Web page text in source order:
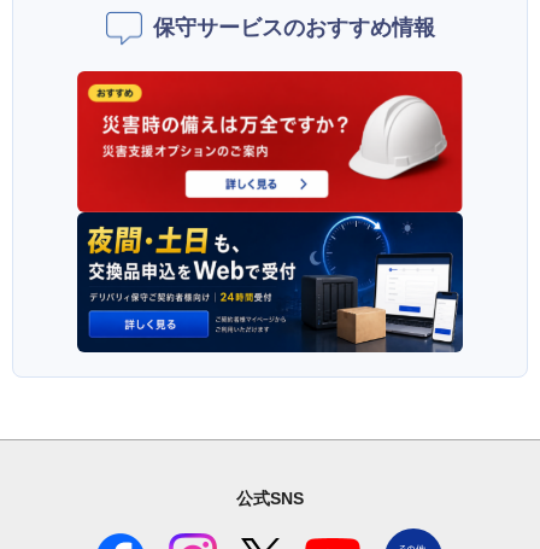
保守サービスのおすすめ情報
公式SNS